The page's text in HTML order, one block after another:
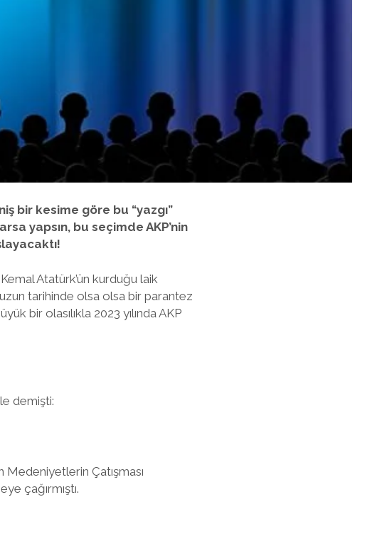
bir kesime göre bu “yazgı”
yapsın, bu seçimde AKP’nin
Atatürk’ün kurduğu laik
uzun tarihinde olsa olsa bir parantez
bir olasılıkla 2023 yılında AKP
demişti:
Medeniyetlerin Çatışması
çağırmıştı.